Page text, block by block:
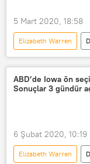
ABD başkanlık
5 Mart 2020, 18:58
Elizabeth Warren
Haberler
Bernie Sanders
Seçimler
ABD’de Iowa ön
Sonuçlar 3 gündür
6 Şubat 2020, 10:19
Elizabeth Warren